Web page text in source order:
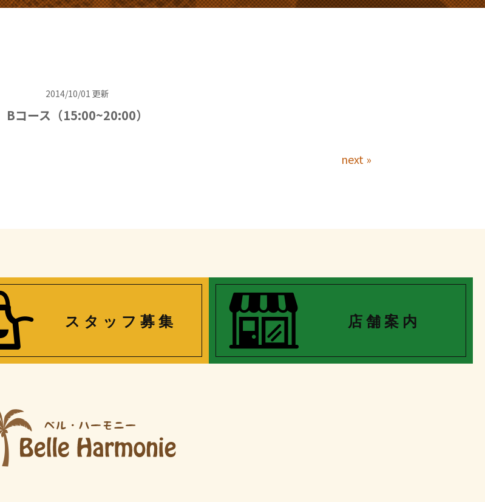
2014/10/01 更新
Bコース（15:00~20:00）
next »
ス タ ッ フ 募 集 店 舗 案 内